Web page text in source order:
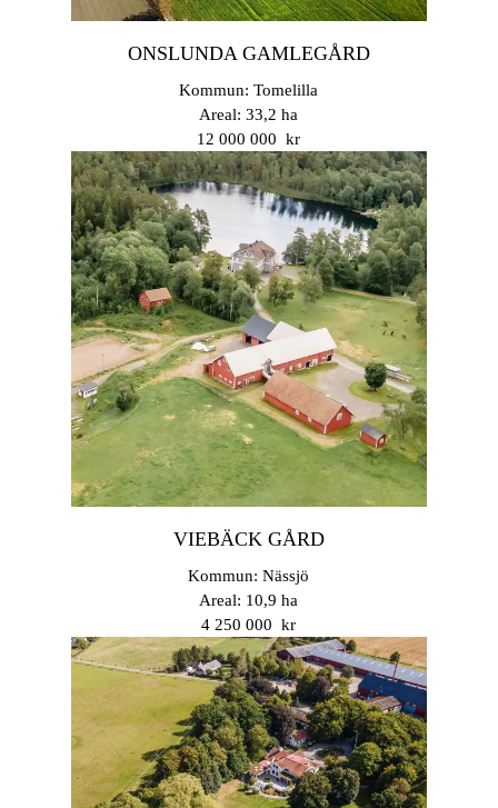
ONSLUNDA GAMLEGÅRD
Kommun: Tomelilla
Areal: 33,2 ha
12 000 000 kr
VIEBÄCK GÅRD
Kommun: Nässjö
Areal: 10,9 ha
4 250 000 kr